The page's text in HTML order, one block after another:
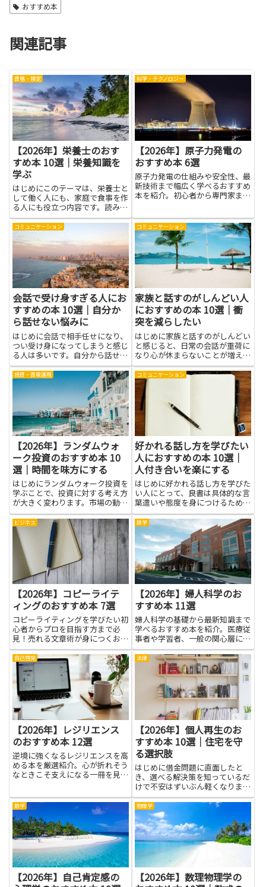
おすすめ本
関連記事
資格・検定
【2026年】栄養士のおす
すめ本 10選｜栄養知識を
学ぶ
はじめにこのテーマは、栄養士と
して働く人にも、家庭で食事を作
る人にも役立つ内容です。読みや
すい本を選ぶと、日常の食事づく
りや健康づくりが続けやすくな
り、家族の体調を整える手がかり
が増えます。栄養士の視点から、
食べ物の役割やバランスの考え方
科学・テクノロジー
【2026年】原子力発電の
おすすめ本 6選
原子力発電の仕組みや安全性、最
新技術まで幅広く学べるおすすめ
本を紹介。初心者から専門家まで
コミュニケーション
会話で受け身すぎる人にお
すすめの本 10選｜自分か
ら話せない悩みに
はじめに会話で相手任せになり、
つい受け身になってしまうと感じ
る人は多いです。自分から話せな
いことで、せっかくのチャンスを
逃したり、誤解が生まれたりし
て、人間関係や仕事でのストレス
が増えることもあります。そうし
た悩みには、コミュニケーション
や...
コミュニケーション
家族と話すのがしんどい人
におすすめの本 10選｜衝
突を減らしたい
はじめに家族と話すのがしんどい
と感じると、日常の会話が重荷に
なり心が休まらないことが増えま
す。家族との衝突を減らしたい人
にとって、コミュニケーションや
感情の扱い方を本で学ぶことは実
践的な助けになります。本を通し
て、相手に伝わりやすい言い方
や...
投資・資産運用
【2026年】ランダムウォ
ーク投資のおすすめ本 10
選｜時間を味方にする
はじめにランダムウォーク投資を
学ぶことで、投資に対する考え方
が大きく変わります。市場の動き
を一時的なノイズと捉え、長期的
な視点で資産を育てる考え方は、
感情的な取引を減らし冷静な判断
を促します。本で理論や実例を学
べば、分散の意味や資産配分の
重...
コミュニケーション
好かれる話し方を学びたい
人におすすめの本 10選｜
人付き合いを楽にする
はじめに好かれる話し方を学びた
い人にとって、良書は具体的な言
葉遣いや態度を身につけるための
強い味方になります。人付き合い
を楽にするには、ただ話すだけで
なく、相手に寄り添う聞き方や伝
え方の工夫が必要です。本を通し
て理論と実践例を学べば、迷っ
た...
ビジネス
【2026年】コピーライテ
ィングのおすすめ本 7選
コピーライティングを学びたい初
心者からプロを目指す方まで必
見！売れる文章術が身につくおす
すめ本を厳選して紹介します。
医学
【2026年】婦人科学のお
すすめ本 11選
婦人科学の基礎から最新知識まで
学べるおすすめ本を紹介。医療従
事者や学習者、一般の関心層にも
役立つ厳選ガイドです。
自己啓発
【2026年】レジリエンス
のおすすめ本 12選
逆境に強くなるレジリエンスを高
める本を厳選紹介。心が折れそう
なときこそ支えになる一冊を見つ
法律
【2026年】個人再生のお
すすめ本 10選｜住宅を守
る選択肢
はじめに借金問題に直面したと
き、選べる解決策を知っているだ
けで不安はずいぶん軽くなりま
す。個人再生は、返済計画を見直
しつつ生活基盤を守るための有効
な手段の一つで、特に住宅を守る
選択肢として注目されています。
関連書籍を読むことで、手続きの
流れ...
数学
【2026年】自己肯定感の
物理学
【2026年】数理物理学の